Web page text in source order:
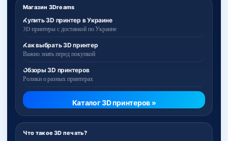
Магазин 3Dreams
Купить 3D принтер в Украине
3D принтеры с доставкой по Украине
Как выбрать 3D принтер
Важно знать перед покупкой
Обзоры 3D принтеров
Ролики о разных принтерах
Каталог 3D принтеров »
Что такое 3D печать?